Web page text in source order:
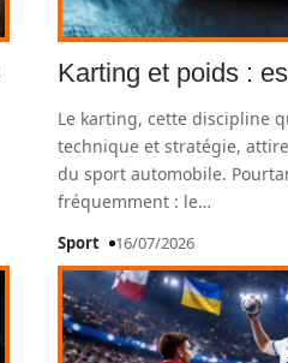
Karting et poids :
Le karting, cette discipline
technique et stratégie,
du sport automobile.
fréquemment : le…
Sport 16/07/2026